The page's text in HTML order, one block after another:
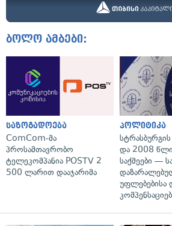
ბოლო ამბები:
საზოგადოება
ComCom-მა
პროსამთავრობო
ტელეკომპანია POSTV 2
500 ლარით დააჯარიმა
პოლიტიკა
და 2008
საქმეები —
უფლებებისა